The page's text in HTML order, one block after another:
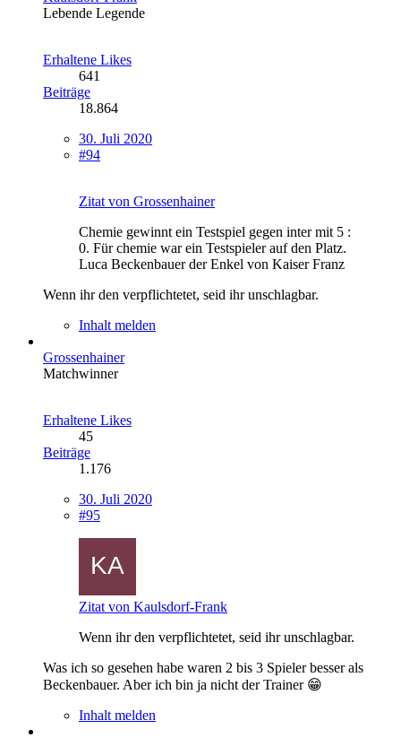
Lebende Legende
Erhaltene Likes
641
Beiträge
18.864
30. Juli 2020
#94
Zitat von Grossenhainer
Chemie gewinnt ein Testspiel gegen inter mit 5 :
0. Für chemie war ein Testspieler auf den Platz.
Luca Beckenbauer der Enkel von Kaiser Franz
Wenn ihr den verpflichtetet, seid ihr unschlagbar.
Inhalt melden
Grossenhainer
Matchwinner
Erhaltene Likes
45
Beiträge
1.176
30. Juli 2020
#95
Zitat von Kaulsdorf-Frank
Wenn ihr den verpflichtetet, seid ihr unschlagbar.
Was ich so gesehen habe waren 2 bis 3 Spieler besser als
Beckenbauer. Aber ich bin ja nicht der Trainer 😁
Inhalt melden